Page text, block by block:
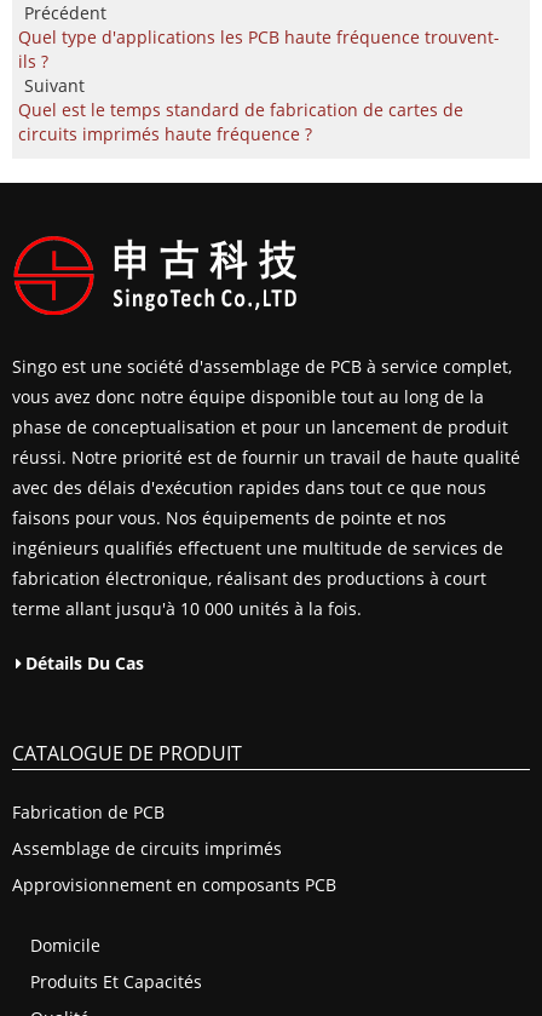
Précédent
Quel type d'applications les PCB haute fréquence trouvent-
ils ?
Suivant
Quel est le temps standard de fabrication de cartes de
circuits imprimés haute fréquence ?
Singo est une société d'assemblage de PCB à service complet,
vous avez donc notre équipe disponible tout au long de la
phase de conceptualisation et pour un lancement de produit
réussi. Notre priorité est de fournir un travail de haute qualité
avec des délais d'exécution rapides dans tout ce que nous
faisons pour vous. Nos équipements de pointe et nos
ingénieurs qualifiés effectuent une multitude de services de
fabrication électronique, réalisant des productions à court
terme allant jusqu'à 10 000 unités à la fois.
Détails Du Cas
CATALOGUE DE PRODUIT
Fabrication de PCB
Assemblage de circuits imprimés
Approvisionnement en composants PCB
Domicile
Produits Et Capacités